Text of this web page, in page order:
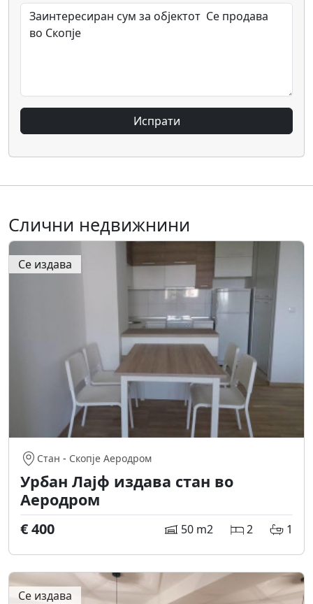
Испрати
Слични недвижнини
Се издава
Стан - Скопје Аеродром
Урбан Лајф издава стан во
Аеродром
€ 400 50 m2 2 1
Се издава